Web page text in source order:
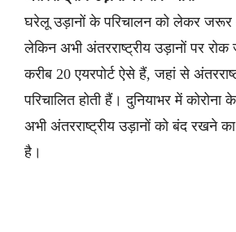
घरेलू उड़ानों के परिचालन को लेकर
लेकिन अभी अंतरराष्ट्रीय उड़ानों पर रोक
करीब 20 एयरपोर्ट ऐसे हैं, जहां से
परिचालित होती हैं। दुनियाभर में
अभी अंतरराष्ट्रीय उड़ानों को बंद रखने
है।